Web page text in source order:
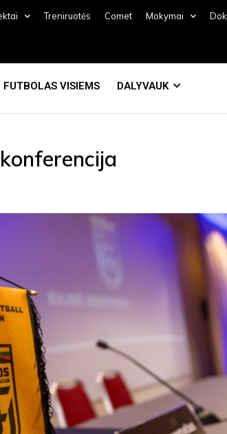
Treniruotės Comet Mokymai
FUTBOLAS VISIEMS DALYVAUK